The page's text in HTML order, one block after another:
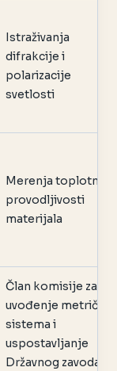
Istraživanja
difrakcije i
polarizacije
svetlosti
Merenja toplotne
provodljivosti
materijala
Član komisije za
uvođenje
sistema i
uspostavljanje
Državnog zavoda za